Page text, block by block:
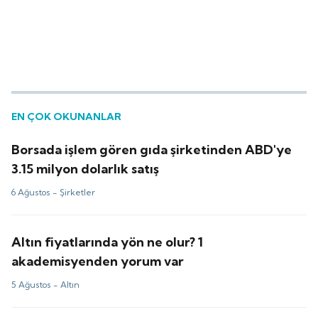
EN ÇOK OKUNANLAR
Borsada işlem gören gıda şirketinden ABD'ye
3.15 milyon dolarlık satış
6 Ağustos - Şirketler
Altın fiyatlarında yön ne olur? 1
akademisyenden yorum var
5 Ağustos -Altın